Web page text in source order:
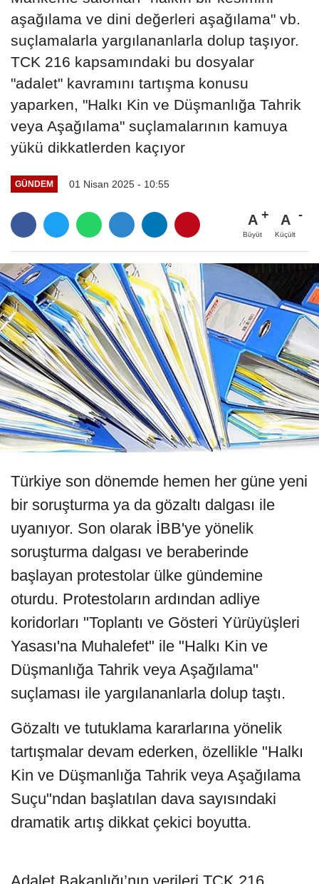
aşağılama ve dini değerleri aşağılama" vb.
suçlamalarla yargılananlarla dolup taşıyor.
TCK 216 kapsamındaki bu dosyalar
"adalet" kavramını tartışma konusu
yaparken, "Halkı Kin ve Düşmanlığa Tahrik
veya Aşağılama" suçlamalarının kamuya
yükü dikkatlerden kaçıyor
GÜNDEM 01 Nisan 2025 - 10:55
A
Büyüt
A
Küçült
Türkiye son dönemde hemen her güne yeni
bir soruşturma ya da gözaltı dalgası ile
uyanıyor. Son olarak İBB'ye yönelik
soruşturma dalgası ve beraberinde
başlayan protestolar ülke gündemine
oturdu. Protestoların ardından adliye
koridorları "Toplantı ve Gösteri Yürüyüşleri
Yasası'na Muhalefet" ile "Halkı Kin ve
Düşmanlığa Tahrik veya Aşağılama"
suçlaması ile yargılananlarla dolup taştı.
Gözaltı ve tutuklama kararlarına yönelik
tartışmalar devam ederken, özellikle "Halkı
Kin ve Düşmanlığa Tahrik veya Aşağılama
Suçu"ndan başlatılan dava sayısındaki
dramatik artış dikkat çekici boyutta.